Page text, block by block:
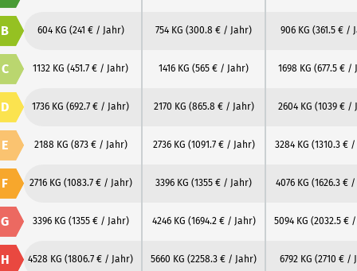
B 604 KG (241 € / Jahr) 754 KG (300.8 € / Jahr) 906 KG (361.5 € /
C 1132 KG (451.7 € / Jahr) 1416 KG (565 € / Jahr) 1698 KG (677.5 € /
D 1736 KG (692.7 € / Jahr) 2170 KG (865.8 € / Jahr) 2604 KG (1039 € /
E 2188 KG (873 € / Jahr) 2736 KG (1091.7 € / Jahr) 3284 KG (1310.3 €
F 2716 KG (1083.7 € / Jahr) 3396 KG (1355 € / Jahr) 4076 KG (1626.3 €
G 3396 KG (1355 € / Jahr) 4246 KG (1694.2 € / Jahr) 5094 KG (2032.5 €
H 4528 KG (1806.7 € / Jahr) 5660 KG (2258.3 € / Jahr) 6792 KG (2710 € /